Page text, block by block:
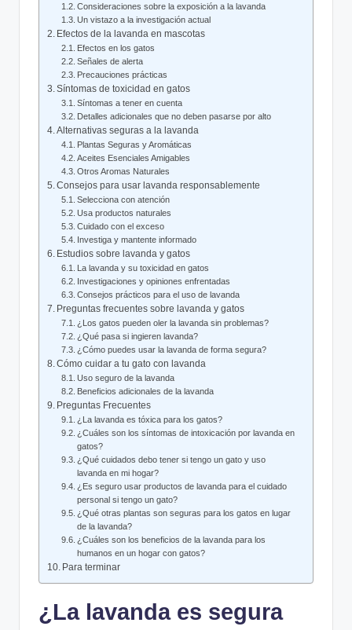
Consideraciones sobre la exposición a la lavanda
Un vistazo a la investigación actual
Efectos de la lavanda en mascotas
Efectos en los gatos
Señales de alerta
Precauciones prácticas
Síntomas de toxicidad en gatos
Síntomas a tener en cuenta
Detalles adicionales que no deben pasarse por alto
Alternativas seguras a la lavanda
Plantas Seguras y Aromáticas
Aceites Esenciales Amigables
Otros Aromas Naturales
Consejos para usar lavanda responsablemente
Selecciona con atención
Usa productos naturales
Cuidado con el exceso
Investiga y mantente informado
Estudios sobre lavanda y gatos
La lavanda y su toxicidad en gatos
Investigaciones y opiniones enfrentadas
Consejos prácticos para el uso de lavanda
Preguntas frecuentes sobre lavanda y gatos
¿Los gatos pueden oler la lavanda sin problemas?
¿Qué pasa si ingieren lavanda?
¿Cómo puedes usar la lavanda de forma segura?
Cómo cuidar a tu gato con lavanda
Uso seguro de la lavanda
Beneficios adicionales de la lavanda
Preguntas Frecuentes
¿La lavanda es tóxica para los gatos?
¿Cuáles son los síntomas de intoxicación por lavanda en
gatos?
¿Qué cuidados debo tener si tengo un gato y uso
lavanda en mi hogar?
¿Es seguro usar productos de lavanda para el cuidado
personal si tengo un gato?
¿Qué otras plantas son seguras para los gatos en lugar
de la lavanda?
¿Cuáles son los beneficios de la lavanda para los
humanos en un hogar con gatos?
Para terminar
¿La lavanda es segura